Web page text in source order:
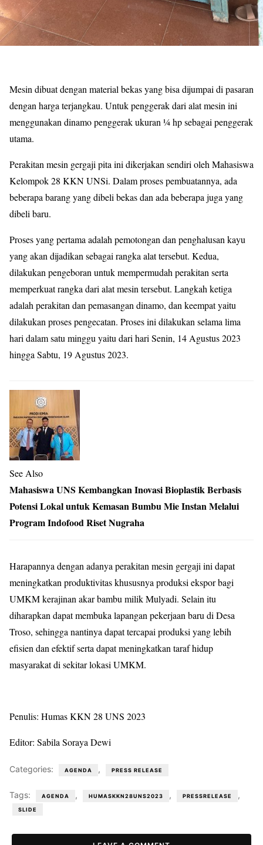
Mesin dibuat dengan material bekas yang bisa dijumpai di pasaran
dengan harga terjangkau. Untuk penggerak dari alat mesin ini
menggunakan dinamo penggerak ukuran ¼ hp sebagai penggerak
utama.
Perakitan mesin gergaji pita ini dikerjakan sendiri oleh Mahasiswa
Kelompok 28 KKN UNSi. Dalam proses pembuatannya, ada
beberapa barang yang dibeli bekas dan ada beberapa juga yang
dibeli baru.
Proses yang pertama adalah pemotongan dan penghalusan kayu
yang akan dijadikan sebagai rangka alat tersebut. Kedua,
dilakukan pengeboran untuk mempermudah perakitan serta
memperkuat rangka dari alat mesin tersebut. Langkah ketiga
adalah perakitan dan pemasangan dinamo, dan keempat yaitu
dilakukan proses pengecatan. Proses ini dilakukan selama lima
hari dalam satu minggu yaitu dari hari Senin, 14 Agustus 2023
hingga Sabtu, 19 Agustus 2023.
See Also
Mahasiswa UNS Kembangkan Inovasi Bioplastik Berbasis
Potensi Lokal untuk Kemasan Bumbu Mie Instan Melalui
Program Indofood Riset Nugraha
Harapannya dengan adanya perakitan mesin gergaji ini dapat
meningkatkan produktivitas khususnya produksi ekspor bagi
UMKM kerajinan akar bambu milik Mulyadi. Selain itu
diharapkan dapat membuka lapangan pekerjaan baru di Desa
Troso, sehingga nantinya dapat tercapai produksi yang lebih
efisien dan efektif serta dapat meningkatkan taraf hidup
masyarakat di sekitar lokasi UMKM.
Penulis: Humas KKN 28 UNS 2023
Editor: Sabila Soraya Dewi
Categories: AGENDA , PRESS RELEASE
Tags: AGENDA , HUMASKKN28UNS2023 , PRESSRELEASE ,
SLIDE